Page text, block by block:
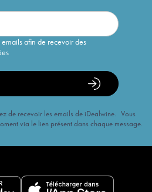
afin de recevoir des
de recevoir les emails de iDealwine. Vous
via le lien présent dans chaque message.